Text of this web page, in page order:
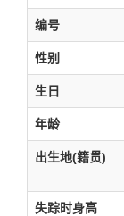
编号
性别
生日
年龄
出生地(籍贯)
失踪时身高